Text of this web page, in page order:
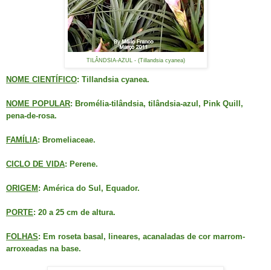
TILÂNDSIA-AZUL - (Tillandsia cyanea)
NOME CIENTÍFICO: Tillandsia cyanea.
NOME POPULAR: Bromélia-tilândsia, tilândsia-azul, Pink Quill,
pena-de-rosa.
FAMÍLIA: Bromeliaceae.
CICLO DE VIDA: Perene.
ORIGEM : América do Sul, Equador.
PORTE: 20 a 25 cm de altura.
FOLHAS: Em roseta basal, lineares, acanaladas de cor marrom-
arroxeadas na base.